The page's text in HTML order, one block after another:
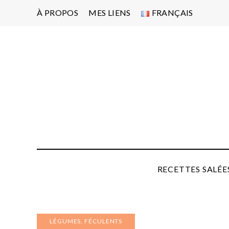
À PROPOS MES LIENS FRANÇAIS
RECETTES
LÉGUMES, FÉCULENTS